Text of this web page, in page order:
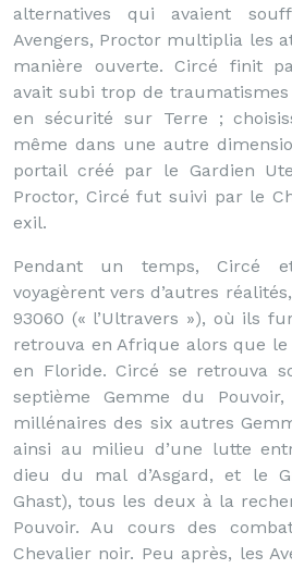
alternatives qui avaient
Avengers, Proctor multiplia les
manière ouverte. Circé finit
avait subi trop de
en sécurité sur Terre ;
même dans une autre
portail créé par le Gardien
Proctor, Circé fut suivi par le
exil.
Pendant un temps, Circé
voyagèrent vers d’autres
93060 (« l’Ultravers »), où ils
retrouva en Afrique alors que
en Floride. Circé se retrouva
septième Gemme du
millénaires des six autres
ainsi au milieu d’une lutte
dieu du mal d’Asgard, et le
Ghast), tous les deux à la
Pouvoir. Au cours des
Chevalier noir. Peu après, les